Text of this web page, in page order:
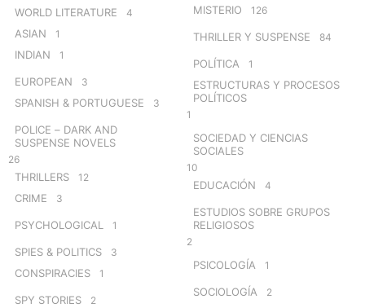
WORLD LITERATURE 4
ASIAN 1
INDIAN 1
EUROPEAN 3
SPANISH & PORTUGUESE 3
POLICE – DARK AND
SUSPENSE NOVELS
26
THRILLERS 12
CRIME 3
PSYCHOLOGICAL 1
SPIES & POLITICS 3
CONSPIRACIES 1
SPY STORIES 2
MISTERIO 126
THRILLER Y SUSPENSE 84
POLÍTICA 1
ESTRUCTURAS Y PROCESOS
POLÍTICOS
1
SOCIEDAD Y CIENCIAS
SOCIALES
10
EDUCACIÓN 4
ESTUDIOS SOBRE GRUPOS
RELIGIOSOS
2
PSICOLOGÍA 1
SOCIOLOGÍA 2